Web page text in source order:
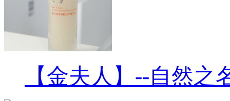
【金夫人】--自然之